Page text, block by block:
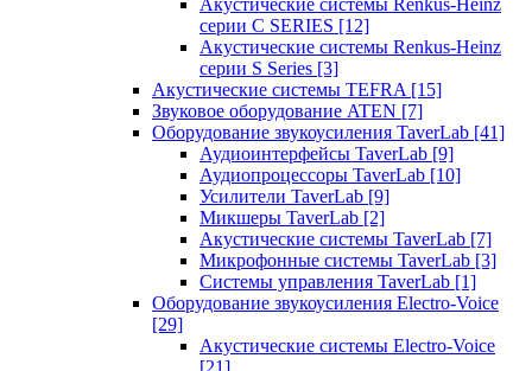
Акустические системы Renkus-Heinz
серии C SERIES [12]
Акустические системы Renkus-Heinz
серии S Series [3]
Акустические системы TEFRA [15]
Звуковое оборудование ATEN [7]
Оборудование звукоусиления TaverLab [41]
Аудиоинтерфейсы TaverLab [9]
Аудиопроцессоры TaverLab [10]
Усилители TaverLab [9]
Микшеры TaverLab [2]
Акустические системы TaverLab [7]
Микрофонные системы TaverLab [3]
Системы управления TaverLab [1]
Оборудование звукоусиления Electro-Voice
[29]
Акустические системы Electro-Voice
[21]